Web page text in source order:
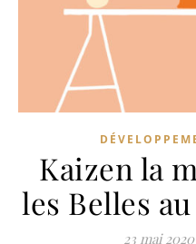
Kaizen la
les Belles
23 mai 2020